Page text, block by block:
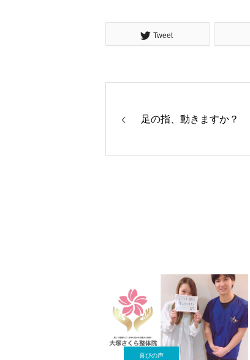
Tweet
足の指、動きますか？
喜びの声